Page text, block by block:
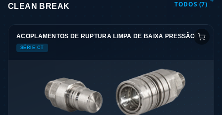
CLEAN BREAK
TODOS (7)
ACOPLAMENTOS DE RUPTURA LIMPA DE BAIXA PRESSÃO
SÉRIE CT